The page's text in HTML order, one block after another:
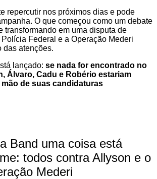
repercutir nos próximos dias e pode
O que começou como um debate
transformando em uma disputa de
Federal e a Operação Mederi
das atenções.
lançado: se nada for encontrado no
Álvaro, Cadu e Robério estariam
de suas candidaturas
Band uma coisa está
todos contra Allyson e o
Mederi